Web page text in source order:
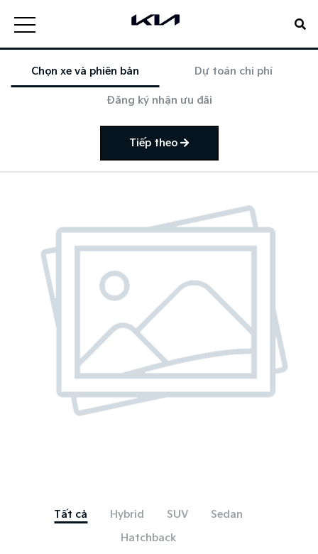
Chọn xe và phiên bản Dự toán chi phí
Đăng ký nhận ưu đãi
Tiếp theo
Tất cả Hybrid SUV
Sedan
Hatchback